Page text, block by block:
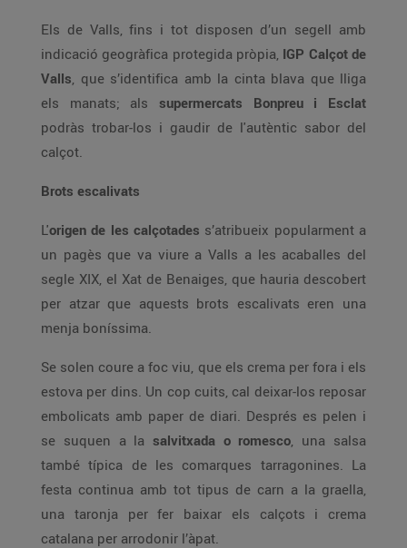
Els de Valls, fins i tot disposen d’un segell amb
indicació geogràfica protegida pròpia, IGP Calçot de
Valls, que s’identifica amb la cinta blava que lliga
els manats; als supermercats Bonpreu i Esclat
podràs trobar-los i gaudir de l'autèntic sabor del
calçot.
Brots escalivats
L'origen de les calçotades s’atribueix popularment a
un pagès que va viure a Valls a les acaballes del
segle XIX, el Xat de Benaiges, que hauria descobert
per atzar que aquests brots escalivats eren una
menja boníssima.
Se solen coure a foc viu, que els crema per fora i els
estova per dins. Un cop cuits, cal deixar-los reposar
embolicats amb paper de diari. Després es pelen i
se suquen a la salvitxada o romesco, una salsa
també típica de les comarques tarragonines. La
festa continua amb tot tipus de carn a la graella,
una taronja per fer baixar els calçots i crema
catalana per arrodonir l’àpat.